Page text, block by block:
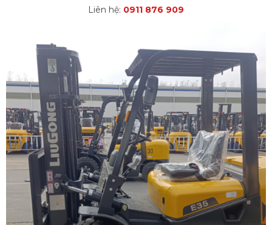
Liên hệ: 0911 876 909